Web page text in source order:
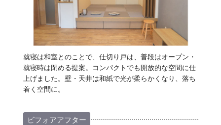
就寝は和室とのことで、仕切り戸は、普段はオープン・
就寝時は閉める提案。コンパクトでも開放的な空間に仕
上げました。壁・天井は和紙で光が柔らかくなり、落ち
着く空間に。
ビフォアアフター